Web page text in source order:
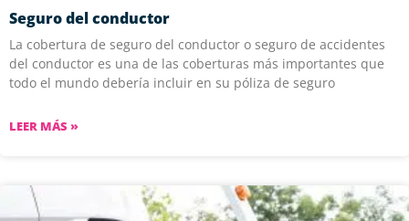
Seguro del conductor
La cobertura de seguro del conductor o seguro de accidentes
del conductor es una de las coberturas más importantes que
todo el mundo debería incluir en su póliza de seguro
LEER MÁS »